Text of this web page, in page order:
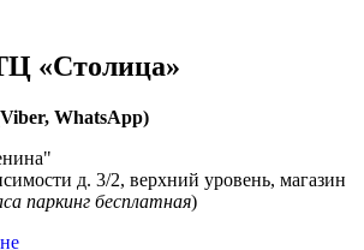
«Столица»
WhatsApp)
д. 3/2, верхний уровень, магазин
паркинг бесплатная)